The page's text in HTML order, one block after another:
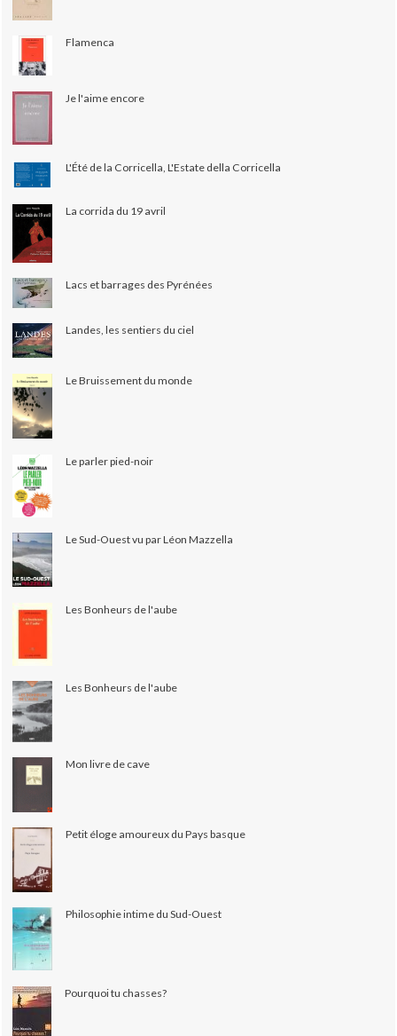
Flamenca
Je l'aime encore
L'Été de la Corricella, L'Estate della Corricella
La corrida du 19 avril
Lacs et barrages des Pyrénées
Landes, les sentiers du ciel
Le Bruissement du monde
Le parler pied-noir
Le Sud-Ouest vu par Léon Mazzella
Les Bonheurs de l'aube
Les Bonheurs de l'aube
Mon livre de cave
Petit éloge amoureux du Pays basque
Philosophie intime du Sud-Ouest
Pourquoi tu chasses?